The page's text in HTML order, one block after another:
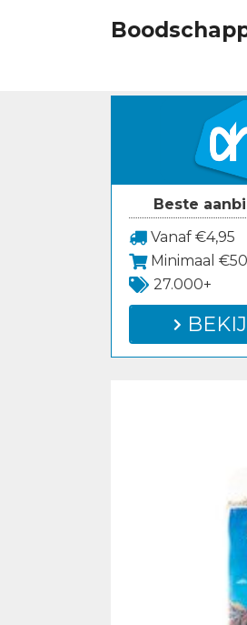
Beste
Vanaf €4,95
Minimaal €50
27.000+